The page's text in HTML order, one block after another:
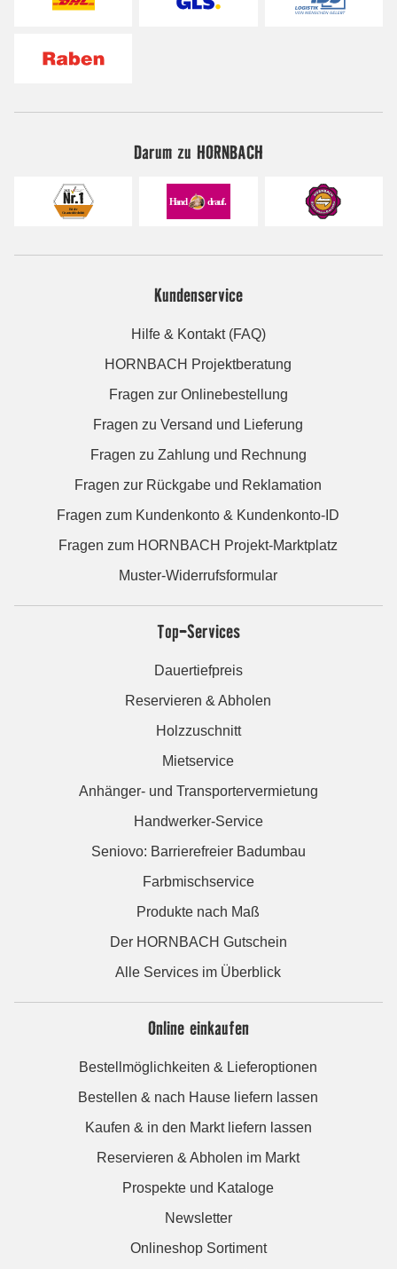
Darum zu HORNBACH
Kundenservice
Hilfe & Kontakt (FAQ)
HORNBACH Projektberatung
Fragen zur Onlinebestellung
Fragen zu Versand und Lieferung
Fragen zu Zahlung und Rechnung
Fragen zur Rückgabe und Reklamation
Fragen zum Kundenkonto & Kundenkonto-ID
Fragen zum HORNBACH Projekt-Marktplatz
Muster-Widerrufsformular
Top-Services
Dauertiefpreis
Reservieren & Abholen
Holzzuschnitt
Mietservice
Anhänger- und Transportervermietung
Handwerker-Service
Seniovo: Barrierefreier Badumbau
Farbmischservice
Produkte nach Maß
Der HORNBACH Gutschein
Alle Services im Überblick
Online einkaufen
Bestellmöglichkeiten & Lieferoptionen
Bestellen & nach Hause liefern lassen
Kaufen & in den Markt liefern lassen
Reservieren & Abholen im Markt
Prospekte und Kataloge
Newsletter
Onlineshop Sortiment